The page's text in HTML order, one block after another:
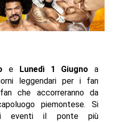
e Lunedì 1 Giugno a
leggendari per i fan
che accorreranno da
piemontese. Si
eventi il ponte più